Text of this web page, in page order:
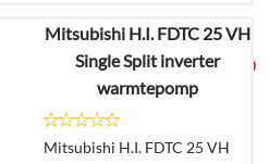
€5.265,92
€2.769,00
Mitsubishi H.I. FDTC 25 VH
Single Split inverter
warmtepomp
Mitsubishi H.I. FDTC 25 VH